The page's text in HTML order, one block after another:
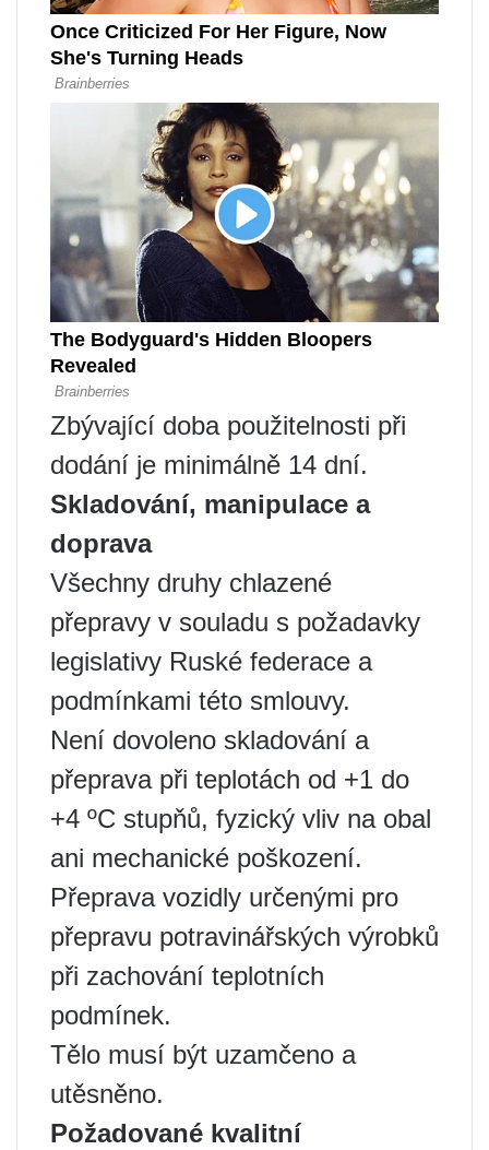
Zbývající doba použitelnosti při
dodání je minimálně 14 dní.
Skladování, manipulace a
doprava
Všechny druhy chlazené
přepravy v souladu s požadavky
legislativy Ruské federace a
podmínkami této smlouvy.
Není dovoleno skladování a
přeprava při teplotách od +1 do
+4 ºС stupňů, fyzický vliv na obal
ani mechanické poškození.
Přeprava vozidly určenými pro
přepravu potravinářských výrobků
při zachování teplotních
podmínek.
Tělo musí být uzamčeno a
utěsněno.
Požadované kvalitní